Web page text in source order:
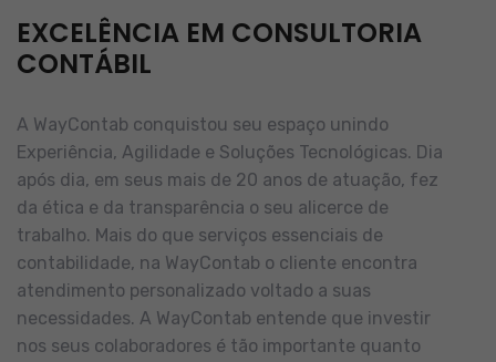
EXCELÊNCIA EM CONSULTORIA
CONTÁBIL
A WayContab conquistou seu espaço unindo
Experiência, Agilidade e Soluções Tecnológicas. Dia
após dia, em seus mais de 20 anos de atuação, fez
da ética e da transparência o seu alicerce de
trabalho. Mais do que serviços essenciais de
contabilidade, na WayContab o cliente encontra
atendimento personalizado voltado a suas
necessidades. A WayContab entende que investir
nos seus colaboradores é tão importante quanto